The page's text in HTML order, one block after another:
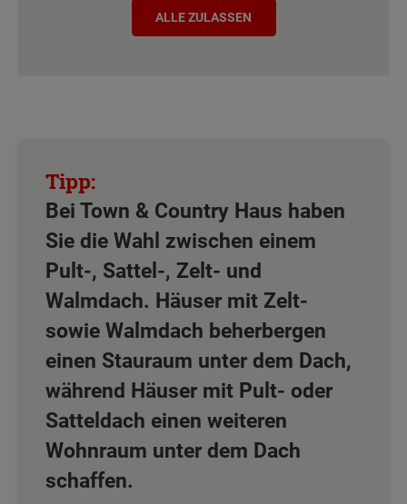
ALLE ZULASSEN
Bei Town & Country Haus haben
Sie die Wahl zwischen einem
Pult-, Sattel-, Zelt- und
Walmdach. Häuser mit Zelt-
sowie Walmdach beherbergen
einen Stauraum unter dem Dach,
während Häuser mit Pult- oder
Satteldach einen weiteren
Wohnraum unter dem Dach
schaffen.